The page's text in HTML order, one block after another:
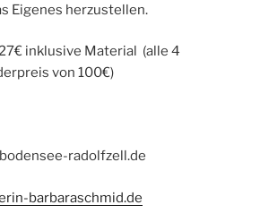
Eigenes herzustellen.
inklusive Material (alle 4
von 100€)
radolfzell.de
barbaraschmid.de